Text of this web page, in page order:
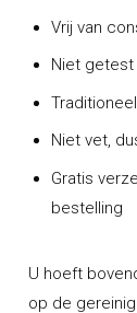
Vrij van
Niet
Niet vet,
Gratis
bestelling
U hoeft
op de